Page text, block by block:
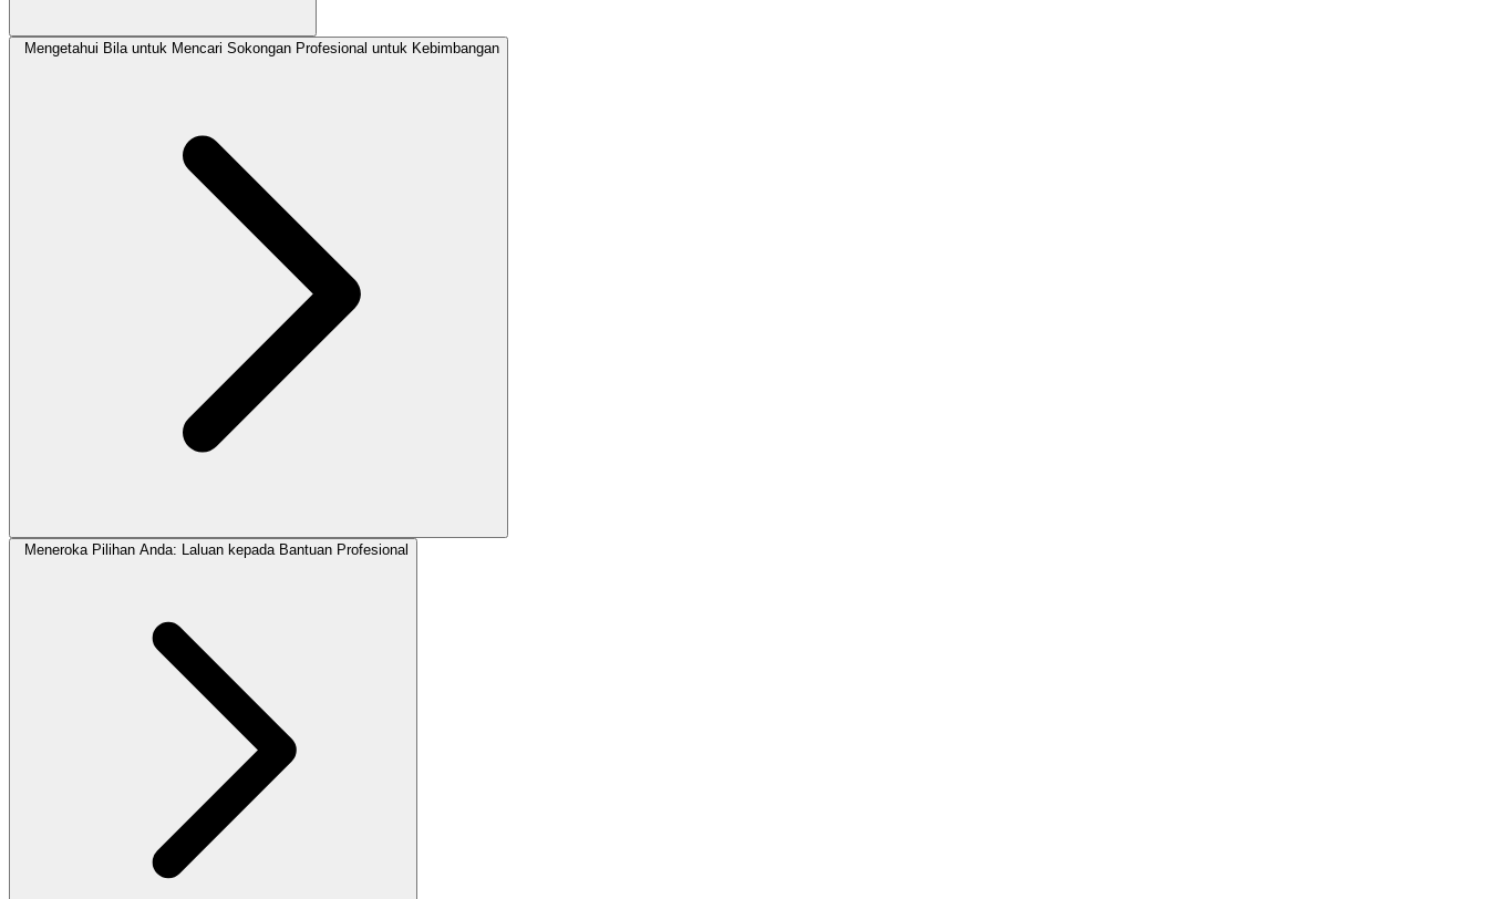
Mengetahui Bila untuk Mencari Sokongan Profesional untuk Kebimbangan
Meneroka Pilihan Anda: Laluan kepada Bantuan Profesional